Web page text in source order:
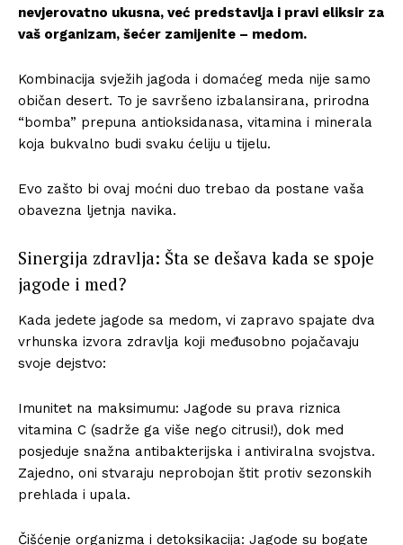
nevjerovatno ukusna, već predstavlja i pravi eliksir za
vaš organizam, šećer zamijenite – medom.
Kombinacija svježih jagoda i domaćeg meda nije samo
običan desert. To je savršeno izbalansirana, prirodna
“bomba” prepuna antioksidanasa, vitamina i minerala
koja bukvalno budi svaku ćeliju u tijelu.
Evo zašto bi ovaj moćni duo trebao da postane vaša
obavezna ljetnja navika.
Sinergija zdravlja: Šta se dešava kada se spoje
jagode i med?
Kada jedete jagode sa medom, vi zapravo spajate dva
vrhunska izvora zdravlja koji međusobno pojačavaju
svoje dejstvo:
Imunitet na maksimumu: Jagode su prava riznica
vitamina C (sadrže ga više nego citrusi!), dok med
posjeduje snažna antibakterijska i antiviralna svojstva.
Zajedno, oni stvaraju neprobojan štit protiv sezonskih
prehlada i upala.
Čišćenje organizma i detoksikacija: Jagode su bogate